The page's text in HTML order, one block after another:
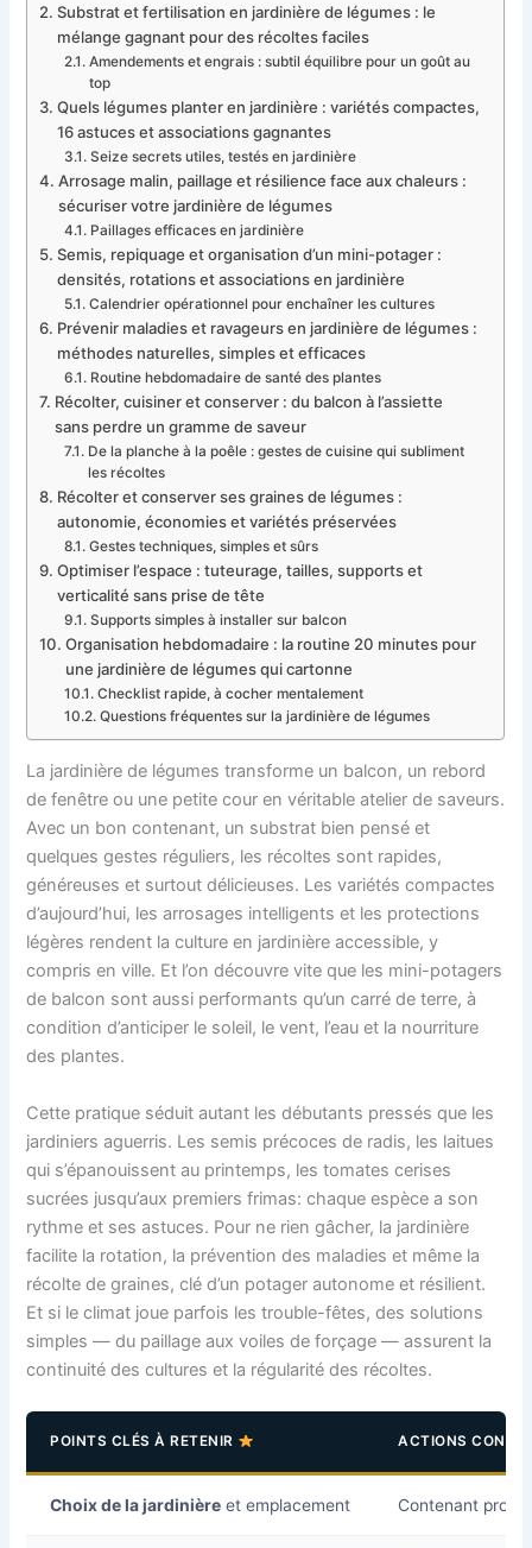
Substrat et fertilisation en jardinière de légumes : le
mélange gagnant pour des récoltes faciles
Amendements et engrais : subtil équilibre pour un goût au
top
Quels légumes planter en jardinière : variétés compactes,
16 astuces et associations gagnantes
Seize secrets utiles, testés en jardinière
Arrosage malin, paillage et résilience face aux chaleurs :
sécuriser votre jardinière de légumes
Paillages efficaces en jardinière
Semis, repiquage et organisation d’un mini-potager :
densités, rotations et associations en jardinière
Calendrier opérationnel pour enchaîner les cultures
Prévenir maladies et ravageurs en jardinière de légumes :
méthodes naturelles, simples et efficaces
Routine hebdomadaire de santé des plantes
Récolter, cuisiner et conserver : du balcon à l’assiette
sans perdre un gramme de saveur
De la planche à la poêle : gestes de cuisine qui subliment
les récoltes
Récolter et conserver ses graines de légumes :
autonomie, économies et variétés préservées
Gestes techniques, simples et sûrs
Optimiser l’espace : tuteurage, tailles, supports et
verticalité sans prise de tête
Supports simples à installer sur balcon
Organisation hebdomadaire : la routine 20 minutes pour
une jardinière de légumes qui cartonne
Checklist rapide, à cocher mentalement
Questions fréquentes sur la jardinière de légumes
La jardinière de légumes transforme un balcon, un rebord
de fenêtre ou une petite cour en véritable atelier de saveurs.
Avec un bon contenant, un substrat bien pensé et
quelques gestes réguliers, les récoltes sont rapides,
généreuses et surtout délicieuses. Les variétés compactes
d’aujourd’hui, les arrosages intelligents et les protections
légères rendent la culture en jardinière accessible, y
compris en ville. Et l’on découvre vite que les mini-potagers
de balcon sont aussi performants qu’un carré de terre, à
condition d’anticiper le soleil, le vent, l’eau et la nourriture
des plantes.
Cette pratique séduit autant les débutants pressés que les
jardiniers aguerris. Les semis précoces de radis, les laitues
qui s’épanouissent au printemps, les tomates cerises
sucrées jusqu’aux premiers frimas: chaque espèce a son
rythme et ses astuces. Pour ne rien gâcher, la jardinière
facilite la rotation, la prévention des maladies et même la
récolte de graines, clé d’un potager autonome et résilient.
Et si le climat joue parfois les trouble-fêtes, des solutions
simples — du paillage aux voiles de forçage — assurent la
continuité des cultures et la régularité des récoltes.
POINTS CLÉS À RETENIR ACTIONS
Choix de la jardinière et emplacement Contenant